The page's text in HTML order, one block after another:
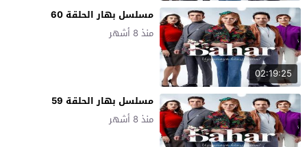
02:19:25
مسلسل بهار الحلقة 60
منذ 8 أشهر
مسلسل بهار الحلقة 59
منذ 8 أشهر